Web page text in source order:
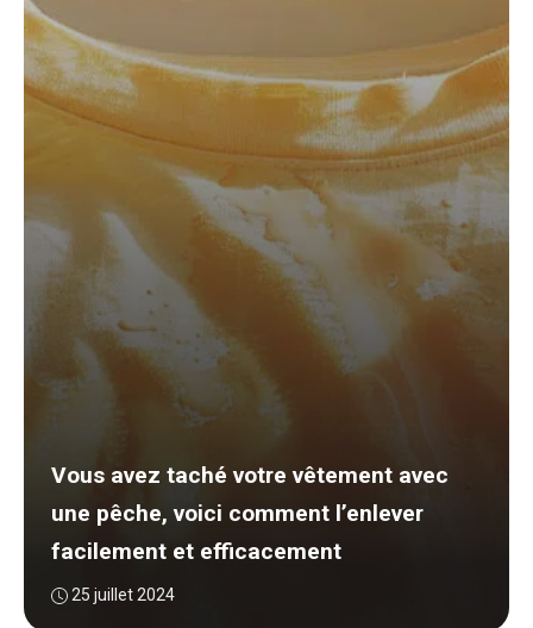
Vous avez taché votre vêtement avec
une pêche, voici comment l’enlever
facilement et efficacement
25 juillet 2024